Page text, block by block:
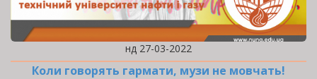
нд 27-03-2022
Коли говорять гармати, музи не мовчать!